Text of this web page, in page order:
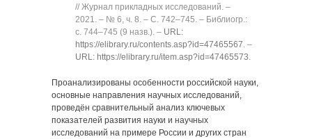
// Журнал прикладных исследований. ‒
2021. ‒ № 6, ч. 8. ‒ C. 742‒745. ‒ Библиогр.:
с. 744‒745 (9 назв.). ‒ URL:
https://elibrary.ru/contents.asp?id=47465567. ‒
URL: https://elibrary.ru/item.asp?id=47465573.
Проанализированы особенности российской науки,
основные направления научных исследований,
проведён сравнительный анализ ключевых
показателей развития науки и научных
исследований на примере России и других стран